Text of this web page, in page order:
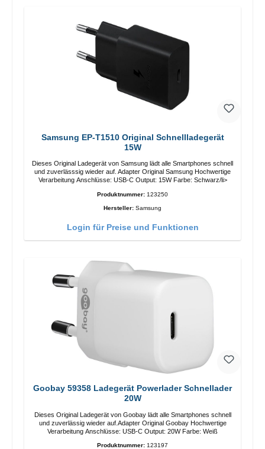
Samsung EP-T1510 Original Schnellladegerät
15W
Dieses Original Ladegerät von Samsung lädt alle Smartphones schnell
und zuverlässsig wieder auf. Adapter Original Samsung Hochwertige
Verarbeitung Anschlüsse: USB-C Output: 15W Farbe: Schwarz/li>
Produktnummer: 123250
Hersteller: Samsung
Login für Preise und Funktionen
Goobay 59358 Ladegerät Powerlader Schnellader
20W
Dieses Original Ladegerät von Goobay lädt alle Smartphones schnell
und zuverlässig wieder auf.Adapter Original Goobay Hochwertige
Verarbeitung Anschlüsse: USB-C Output: 20W Farbe: Weiß
Produktnummer: 123197